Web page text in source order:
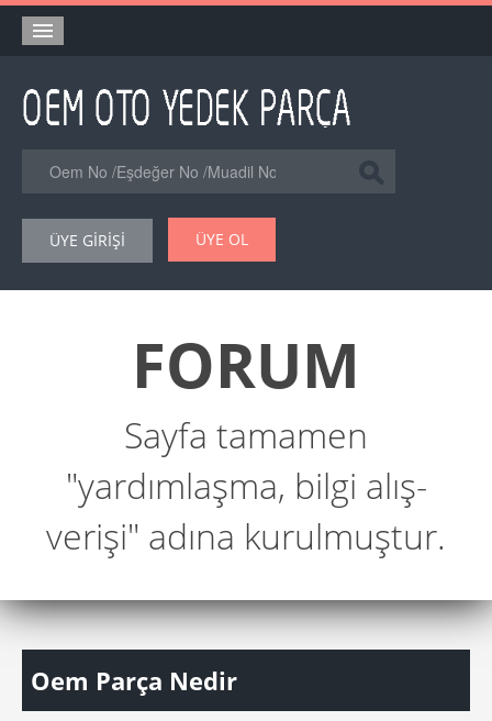
Orjinal Yedek Parça
Eşdeğer Muadil Yedek Parça
Şase Numarası VIN Yedekparça Sorgulama
Hakkımızda
ÜYE GİRİŞİ ÜYE OL
FORUM
Sayfa tamamen
"yardımlaşma, bilgi alış-
verişi" adına kurulmuştur.
Oem Parça Nedir